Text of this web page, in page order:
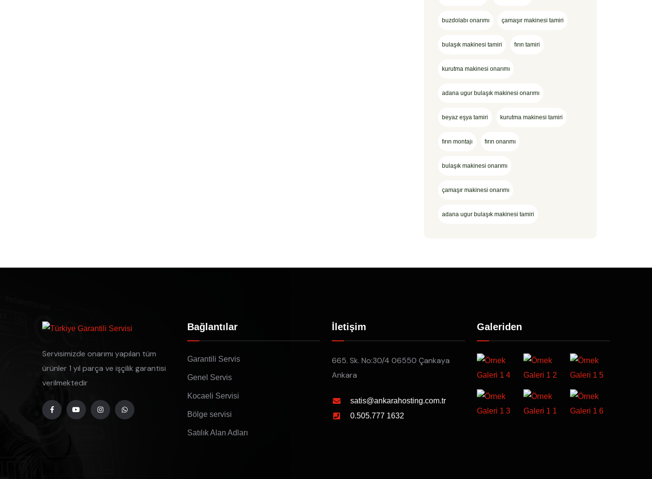
buzdolabı onarımı çamaşır makinesi tamiri
bulaşık makinesi tamiri fırın tamiri
kurutma makinesi onarımı
adana ugur bulaşık makinesi onarımı
beyaz eşya tamiri kurutma makinesi tamiri
fırın montajı fırın onarımı
bulaşık makinesi onarımı
çamaşır makinesi onarımı
adana ugur bulaşık makinesi tamiri
Servisimizde onarımı yapılan tüm
ürünler 1 yıl parça ve işçilik garantisi
verilmektedir
Bağlantılar
Garantili Servis
Genel Servis
Kocaeli Servisi
Bölge servisi
Satılık Alan Adları
İletişim
665. Sk. No:30/4 06550 Çankaya
Ankara
satis@ankarahosting.com.tr
0.505.777 1632
Galeriden